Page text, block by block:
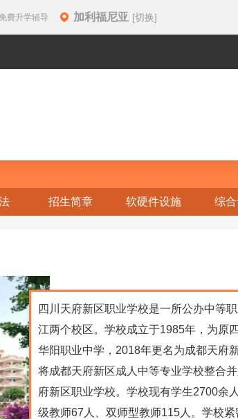
费升学辅导 加利福尼亚 [切换]
招生简章 软硬件设施 综
四川天府新区职业学校是一所公办中等
江两个校区。学校成立于1985年，为原
华阳职业中学，2018年更名为成都天府
将成都天府新区成人中等专业学校整合
府新区职业学校。学校现有学生2700余
级教师67人、双师型教师115人。学校紧